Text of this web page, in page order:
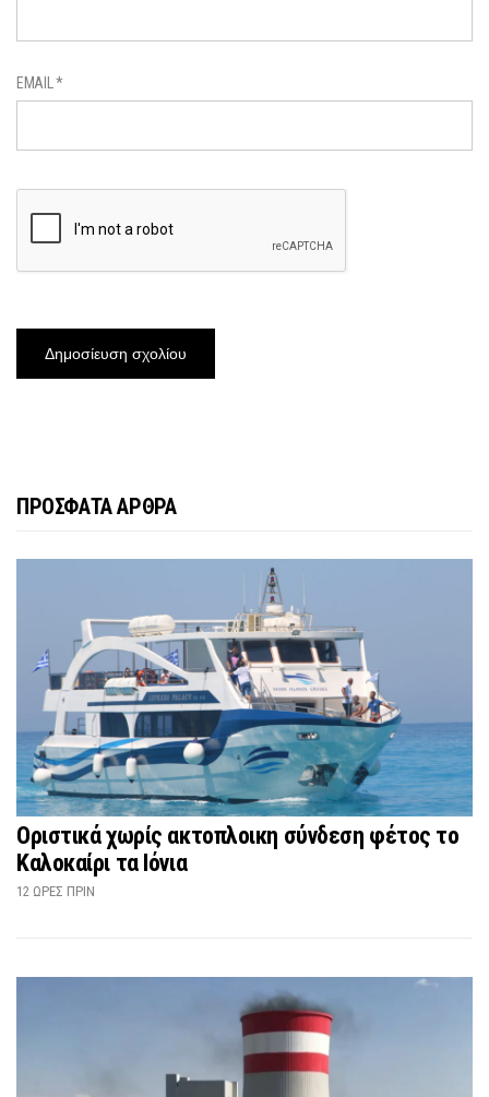
EMAIL*
ΠΡΟΣΦΑΤΑ ΑΡΘΡΑ
Οριστικά χωρίς ακτοπλοικη σύνδεση φέτος το
Καλοκαίρι τα Ιόνια
12 ΏΡΕΣ ΠΡΙΝ